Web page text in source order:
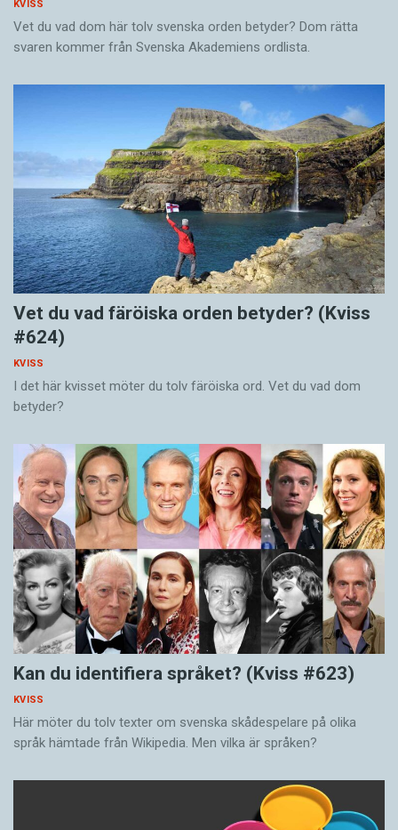
KVISS
Vet du vad dom här tolv svenska orden betyder? Dom rätta
svaren kommer från Svenska Akademiens ordlista.
Vet du vad färöiska orden betyder? (Kviss
#624)
KVISS
I det här kvisset möter du tolv färöiska ord. Vet du vad dom
betyder?
Kan du identifiera språket? (Kviss #623)
KVISS
Här möter du tolv texter om svenska skådespelare på olika
språk hämtade från Wikipedia. Men vilka är språken?